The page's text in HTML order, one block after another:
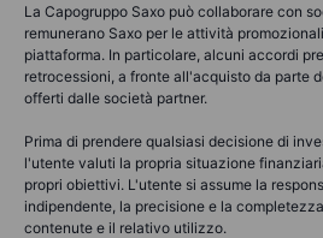
La Capogruppo Saxo può collaborare con
remunerano Saxo per le attività
piattaforma. In particolare, alcuni accordi
retrocessioni, a fronte all'acquisto da parte
offerti dalle società partner.
Prima di prendere qualsiasi decisione di
l'utente valuti la propria situazione
propri obiettivi. L'utente si assume la
indipendente, la precisione e la
contenute e il relativo utilizzo.